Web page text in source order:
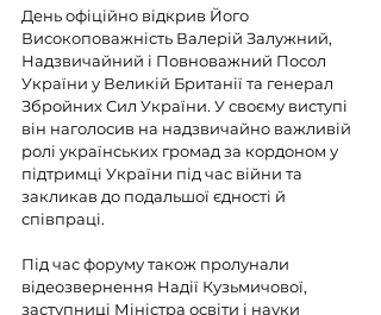
День офіційно відкрив Його
Високоповажність Валерій Залужний,
Надзвичайний і Повноважний Посол
України у Великій Британії та генерал
Збройних Сил України. У своєму виступі
він наголосив на надзвичайно важливій
ролі українських громад за кордоном у
підтримці України під час війни та
закликав до подальшої єдності й
співпраці.
Під час форуму також пролунали
відеозвернення Надії Кузьмичової,
заступниці Міністра освіти і науки